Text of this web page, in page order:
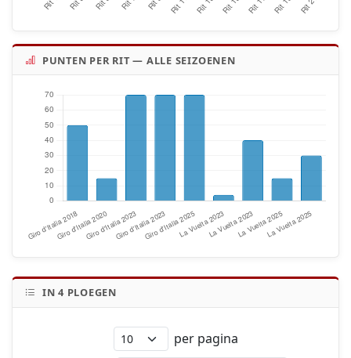
PUNTEN PER RIT — ALLE SEIZOENEN
IN4 PLOEGEN
per pagina